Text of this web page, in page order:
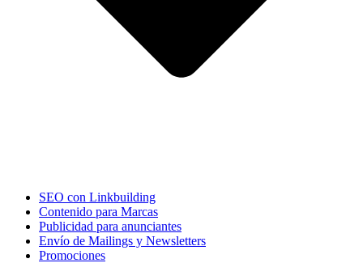
SEO con Linkbuilding
Contenido para Marcas
Publicidad para anunciantes
Envío de Mailings y Newsletters
Promociones